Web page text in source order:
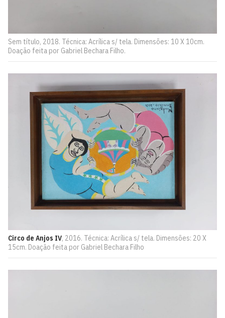
Sem título, 2018. Técnica: Acrílica s/ tela. Dimensões: 10 X 10cm.
Doação feita por Gabriel Bechara Filho.
Circo de Anjos IV, 2016. Técnica: Acrílica s/ tela. Dimensões: 20 X
15cm. Doação feita por Gabriel Bechara Filho